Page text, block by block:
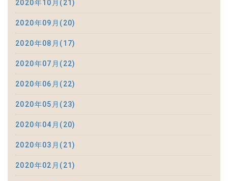
2020年10月(21)
2020年09月(20)
2020年08月(17)
2020年07月(22)
2020年06月(22)
2020年05月(23)
2020年04月(20)
2020年03月(21)
2020年02月(21)